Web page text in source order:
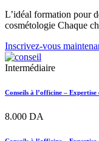
L’idéal formation pour
cosmétologie Chaque
Inscrivez-vous
Intermédiaire
Conseils à l’officine –
8.000 DA